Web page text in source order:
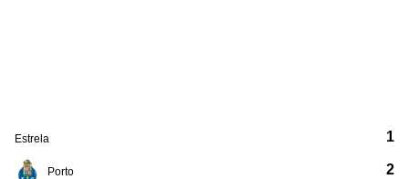
Estrela
Porto
1
2